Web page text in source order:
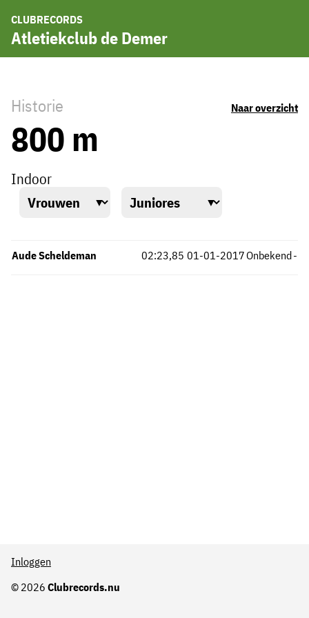
CLUBRECORDS
Atletiekclub de Demer
Historie Naar overzicht
800 m
Indoor
Aude Scheldeman Onbekend
02:23,85 -
01-01-2017
© 2026 Clubrecords.nu
Inloggen